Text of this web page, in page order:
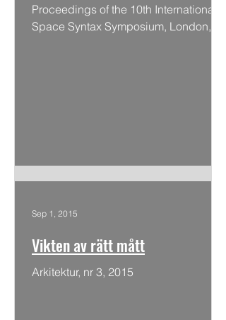
Proceedings of the 10th International
Space Syntax Symposium, London,
Vikten av rätt mått
Arkitektur, nr 3, 2015
Sep 1, 2015